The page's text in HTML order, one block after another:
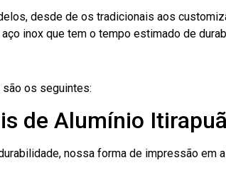
desde de os tradicionais aos
inox que tem o tempo estimado de
os seguintes:
de Alumínio Itirapuã
nossa forma de impressão